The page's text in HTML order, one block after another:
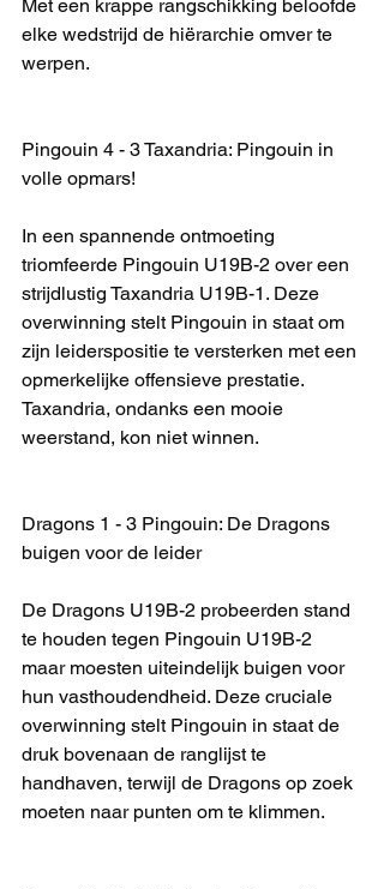
Met een krappe rangschikking beloofde
elke wedstrijd de hiërarchie omver te
werpen.
Pingouin 4 - 3 Taxandria: Pingouin in
volle opmars!
In een spannende ontmoeting
triomfeerde Pingouin U19B-2 over een
strijdlustig Taxandria U19B-1. Deze
overwinning stelt Pingouin in staat om
zijn leiderspositie te versterken met een
opmerkelijke offensieve prestatie.
Taxandria, ondanks een mooie
weerstand, kon niet winnen.
Dragons 1 - 3 Pingouin: De Dragons
buigen voor de leider
De Dragons U19B-2 probeerden stand
te houden tegen Pingouin U19B-2
maar moesten uiteindelijk buigen voor
hun vasthoudendheid. Deze cruciale
overwinning stelt Pingouin in staat de
druk bovenaan de ranglijst te
handhaven, terwijl de Dragons op zoek
moeten naar punten om te klimmen.